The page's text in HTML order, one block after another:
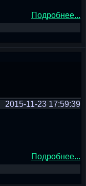
Подробнее...
2015-11-23 17:59:39
Подробнее...